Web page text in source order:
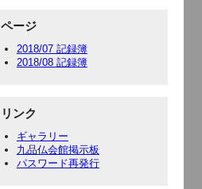
ページ
2018/07 記録簿
2018/08 記録簿
リンク
ギャラリー
九品仏会館掲示板
パスワード再発行